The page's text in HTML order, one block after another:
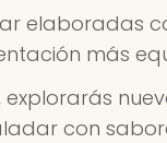
elaboradas
más
con